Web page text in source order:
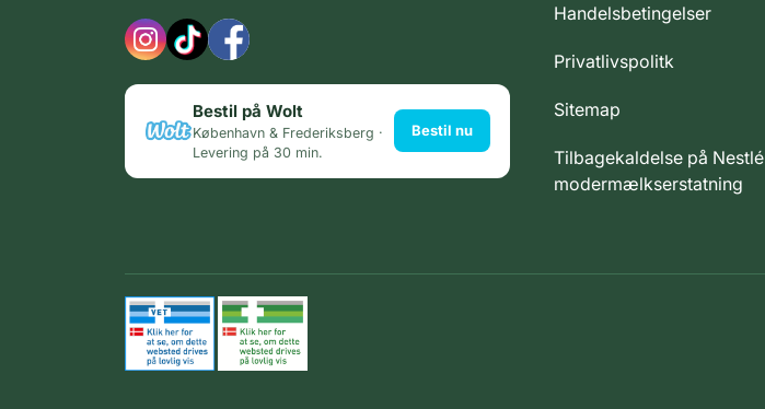
Bestil på Wolt
København & Frederiksberg ·
Levering på 30 min.
Bestil nu
Handelsbetingelser
Privatlivspolitk
Sitemap
Tilbagekaldelse på Nestlé
modermælkserstatning